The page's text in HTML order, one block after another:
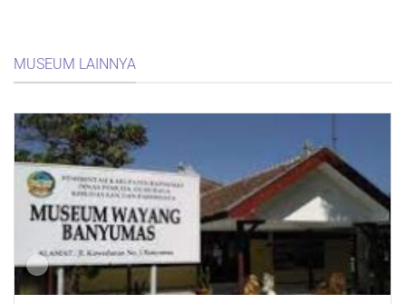
MUSEUM LAINNYA